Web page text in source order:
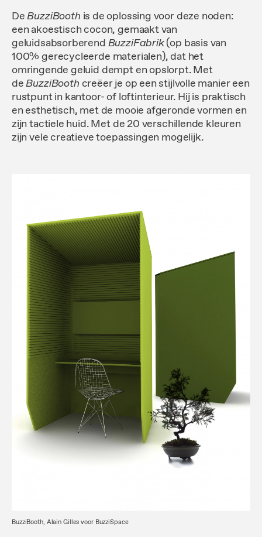
DeBuzziBooth is de oplossing voor deze noden:
een akoestisch cocon, gemaakt van
geluidsabsorberend BuzziFabrik(op basis van
100% gerecycleerde materialen), dat het
omringende geluid dempt en opslorpt. Met
deBuzziBooth creëer je op een stijlvolle manier een
rustpunt in kantoor- of loftinterieur. Hij is praktisch
en esthetisch, met de mooie afgeronde vormen en
zijn tactiele huid. Met de 20 verschillende kleuren
zijn vele creatieve toepassingen mogelijk.
BuzziBooth, Alain Gilles voor BuzziSpace